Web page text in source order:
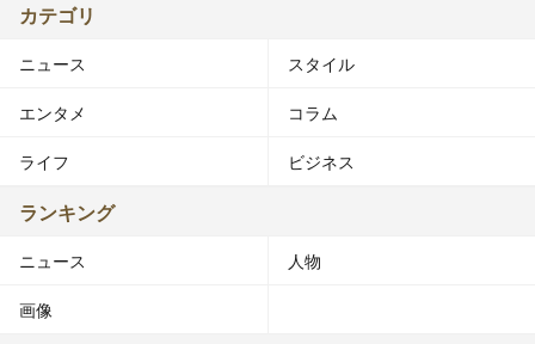
カテゴリ
ニュース スタイル
エンタメ コラム
ライフ ビジネス
ランキング
ニュース 人物
画像